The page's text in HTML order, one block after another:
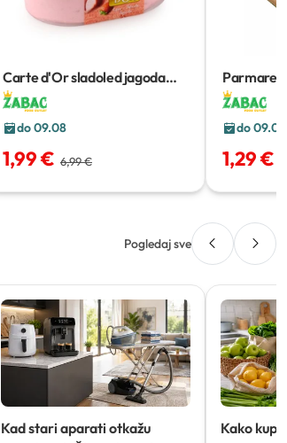
Carte d'Or sladoled jagoda
1000 ml
do 09.08
1,99 € 6,99 €
tartufima
do 09.08
1,29 €
Pogledaj sve
Kad stari aparati otkažu
Kako